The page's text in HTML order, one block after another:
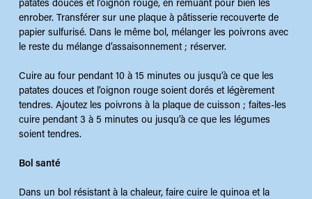
patates douces et l’oignon rouge, en remuant pour bien les
enrober. Transférer sur une plaque à pâtisserie recouverte de
papier sulfurisé. Dans le même bol, mélanger les poivrons avec
le reste du mélange d’assaisonnement ; réserver.
Cuire au four pendant 10 à 15 minutes ou jusqu’à ce que les
patates douces et l’oignon rouge soient dorés et légèrement
tendres. Ajoutez les poivrons à la plaque de cuisson ; faites-les
cuire pendant 3 à 5 minutes ou jusqu’à ce que les légumes
soient tendres.
Bol santé
Dans un bol résistant à la chaleur, faire cuire le quinoa et la